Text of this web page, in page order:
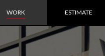
WORK ESTIMATE